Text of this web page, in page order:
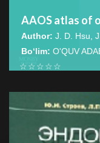
AAOS atlas of
Author: J. D. Hsu,
Bo‘lim: O'QUV
☆
☆
☆
☆
☆
This textbook is an
orthopaedic
therapists, and...
BATAFSIL...